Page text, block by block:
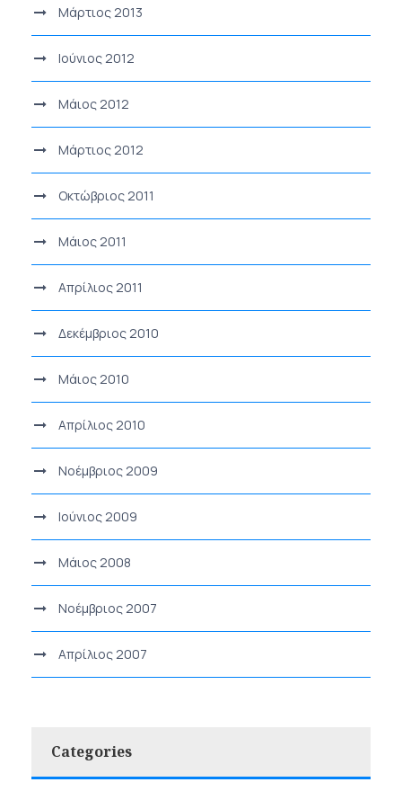
Μάρτιος 2013
Ιούνιος 2012
Μάιος 2012
Μάρτιος 2012
Οκτώβριος 2011
Μάιος 2011
Απρίλιος 2011
Δεκέμβριος 2010
Μάιος 2010
Απρίλιος 2010
Νοέμβριος 2009
Ιούνιος 2009
Μάιος 2008
Νοέμβριος 2007
Απρίλιος 2007
Categories